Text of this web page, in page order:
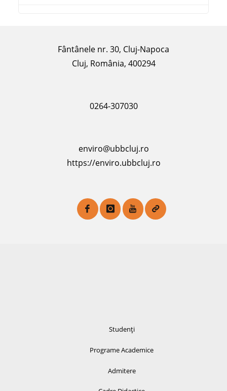
Fântânele nr. 30, Cluj-Napoca
Cluj, România, 400294
0264-307030
enviro@ubbcluj.ro
https://enviro.ubbcluj.ro
Studenți
Programe Academice
Admitere